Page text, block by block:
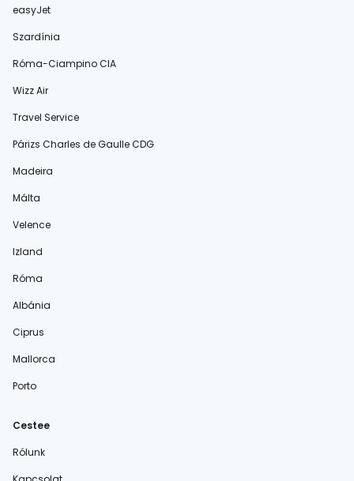
easyJet
Szardínia
Róma-Ciampino CIA
Wizz Air
Travel Service
Párizs Charles de Gaulle CDG
Madeira
Málta
Velence
Izland
Róma
Albánia
Ciprus
Mallorca
Porto
Cestee
Rólunk